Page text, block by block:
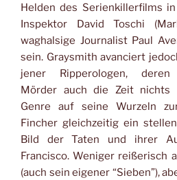
Helden des Serienkillerfilms
Inspektor David Toschi
waghalsige Journalist Paul
sein. Graysmith avanciert
jener Ripperologen,
Mörder auch die Zeit nichts
Genre auf seine Wurzeln
Fincher gleichzeitig ein
Bild der Taten und ihrer
Francisco. Weniger reißerisch
(auch sein eigener “Sieben”),